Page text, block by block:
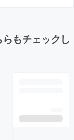
もチェックし